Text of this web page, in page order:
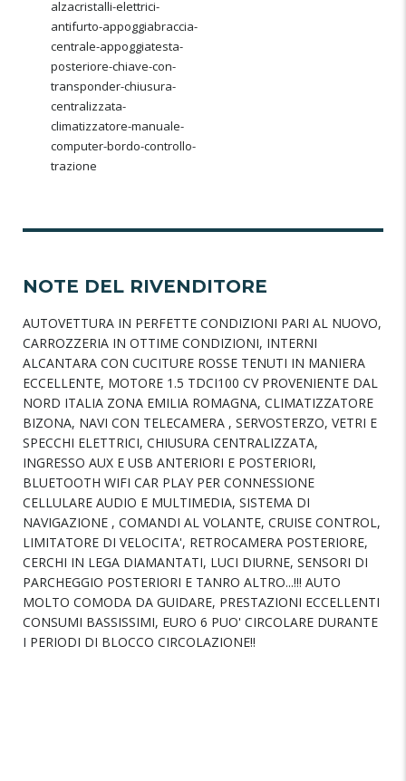
alzacristalli-elettrici-
antifurto-appoggiabraccia-
centrale-appoggiatesta-
posteriore-chiave-con-
transponder-chiusura-
centralizzata-
climatizzatore-manuale-
computer-bordo-controllo-
trazione
NOTE DEL RIVENDITORE
AUTOVETTURA IN PERFETTE CONDIZIONI PARI AL NUOVO,
CARROZZERIA IN OTTIME CONDIZIONI, INTERNI
ALCANTARA CON CUCITURE ROSSE TENUTI IN MANIERA
ECCELLENTE, MOTORE 1.5 TDCI100 CV PROVENIENTE DAL
NORD ITALIA ZONA EMILIA ROMAGNA, CLIMATIZZATORE
BIZONA, NAVI CON TELECAMERA , SERVOSTERZO, VETRI E
SPECCHI ELETTRICI, CHIUSURA CENTRALIZZATA,
INGRESSO AUX E USB ANTERIORI E POSTERIORI,
BLUETOOTH WIFI CAR PLAY PER CONNESSIONE
CELLULARE AUDIO E MULTIMEDIA, SISTEMA DI
NAVIGAZIONE , COMANDI AL VOLANTE, CRUISE CONTROL,
LIMITATORE DI VELOCITA', RETROCAMERA POSTERIORE,
CERCHI IN LEGA DIAMANTATI, LUCI DIURNE, SENSORI DI
PARCHEGGIO POSTERIORI E TANRO ALTRO...!!! AUTO
MOLTO COMODA DA GUIDARE, PRESTAZIONI ECCELLENTI
CONSUMI BASSISSIMI, EURO 6 PUO' CIRCOLARE DURANTE
I PERIODI DI BLOCCO CIRCOLAZIONE!!